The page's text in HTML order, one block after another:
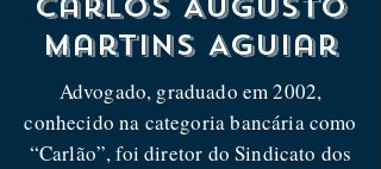
Martins Aguiar
Advogado, graduado em 2002,
conhecido na categoria bancária como
“Carlão”, foi diretor do Sindicato dos